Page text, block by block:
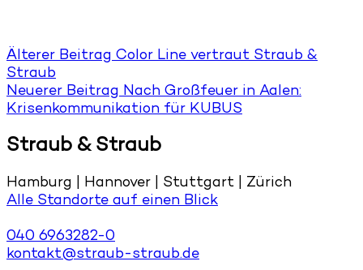
Älterer Beitrag Color Line vertraut Straub &
Straub
Neuerer Beitrag Nach Großfeuer in Aalen:
Krisenkommunikation für KUBUS
Straub & Straub
Hamburg | Hannover | Stuttgart | Zürich
Alle Standorte auf einen Blick
040 6963282-0
kontakt@straub-straub.de